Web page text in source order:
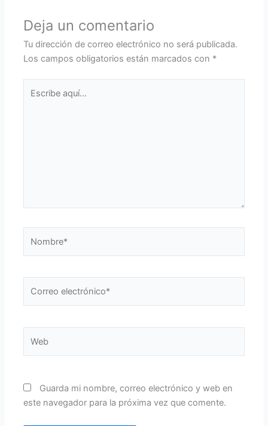
Deja un comentario
Tu dirección de correo electrónico no será publicada.
Los campos obligatorios están marcados con *
aquí...
Guarda mi nombre, correo electrónico y web en
este navegador para la próxima vez que comente.